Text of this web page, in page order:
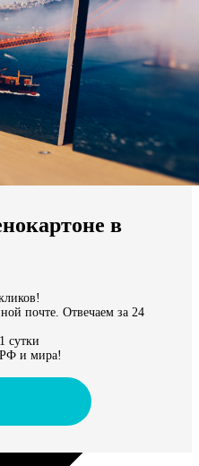
в
почте. Отвечаем за 24
сутки
и мира!